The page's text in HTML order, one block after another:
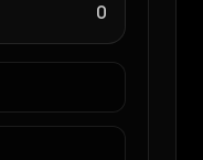
0